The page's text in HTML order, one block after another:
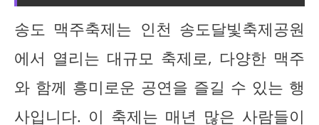
송도 맥주축제는 인천 송도달빛축제공원
에서 열리는 대규모 축제로, 다양한 맥주
와 함께 흥미로운 공연을 즐길 수 있는 행
사입니다. 이 축제는 매년 많은 사람들이